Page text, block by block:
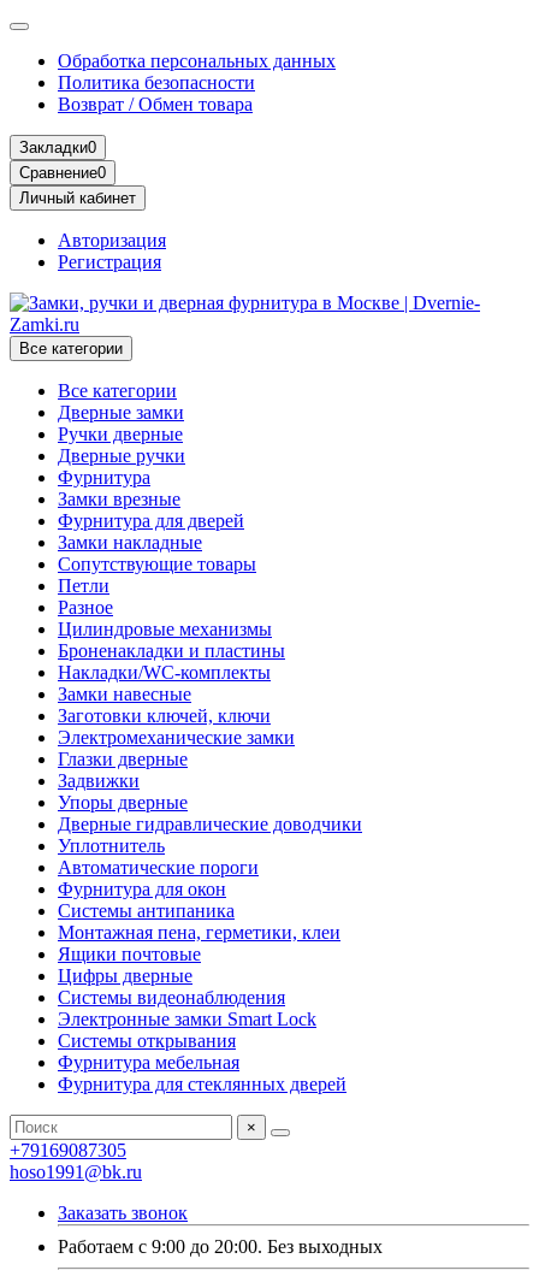
Обработка персональных данных
Политика безопасности
Возврат / Обмен товара
Закладки0
Сравнение0
Личный кабинет
Авторизация
Регистрация
Все категории
Все категории
Дверные замки
Ручки дверные
Дверные ручки
Фурнитура
Замки врезные
Фурнитура для дверей
Замки накладные
Сопутствующие товары
Петли
Разное
Цилиндровые механизмы
Броненакладки и пластины
Накладки/WC-комплекты
Замки навесные
Заготовки ключей, ключи
Электромеханические замки
Глазки дверные
Задвижки
Упоры дверные
Дверные гидравлические доводчики
Уплотнитель
Автоматические пороги
Фурнитура для окон
Системы антипаника
Монтажная пена, герметики, клеи
Ящики почтовые
Цифры дверные
Системы видеонаблюдения
Электронные замки Smart Lock
Системы открывания
Фурнитура мебельная
Фурнитура для стеклянных дверей
×
+79169087305
hoso1991@bk.ru
Заказать звонок
Работаем с 9:00 до 20:00. Без выходных